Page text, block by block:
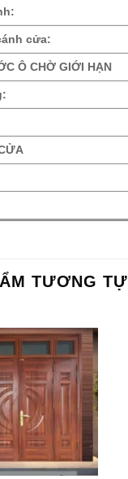
cửa:
Ô CHỜ GIỚI HẠN
TƯƠNG TỰ